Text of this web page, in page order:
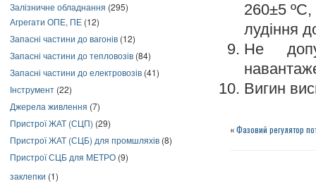
Залізничне обладнання (295)
Агрегати ОПЕ, ПЕ (12)
Запасні частини до вагонів (12)
Запасні частини до тепловозів (84)
Запасні частини до електровозів (41)
Інструмент (22)
Джерела живлення (7)
Пристрої ЖАТ (СЦП) (29)
Пристрої ЖАТ (СЦБ) для промшляхів (8)
Пристрої СЦБ для МЕТРО (9)
заклепки (1)
260±5 ºС,
лудіння
Не
Вигин
«Фазовий регулятор